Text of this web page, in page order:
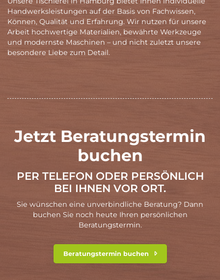
Handwerksleistungen auf der Basis von Fachwissen,
Können, Qualität und Erfahrung. Wir nutzen für unsere
Arbeit hochwertige Materialien, bewährte Werkzeuge
und modernste Maschinen – und nicht zuletzt unsere
besondere Liebe zum Detail.
Jetzt Beratungstermin
buchen
PER TELEFON ODER PERSÖNLICH
BEI IHNEN VOR ORT.
Sie wünschen eine unverbindliche Beratung? Dann
buchen Sie noch heute Ihren persönlichen
Beratungstermin.
Beratungstermin buchen